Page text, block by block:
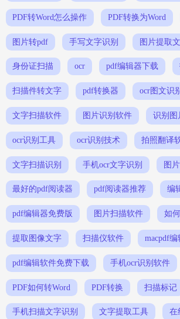
PDF转Word怎么操作 PDF转换为Word
图片转pdf 手写文字识别 图片提取
身份证扫描 ocr pdf编辑器下载
扫描件转文字 pdf转换器 ocr图文识
文字扫描软件 图片识别软件 识别图
ocr识别工具 ocr识别技术 拍照翻译
文字扫描识别 手机ocr文字识别 图
最好的pdf阅读器 pdf阅读器推荐 编
pdf编辑器免费版 图片扫描软件 如
提取图像文字 扫描仪软件 macpdf编
pdf编辑软件免费下载 手机ocr识别软件
PDF如何转Word PDF转换 扫描标记
手机扫描文字识别 文字提取工具 在